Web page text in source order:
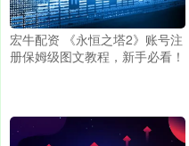
宏牛配资 《永恒之塔2》账号注
册保姆级图文教程，新手必看！